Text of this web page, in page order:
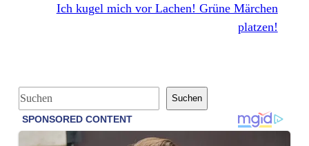
Ich kugel mich vor Lachen! Grüne Märchen
platzen!
S
u
Suchen